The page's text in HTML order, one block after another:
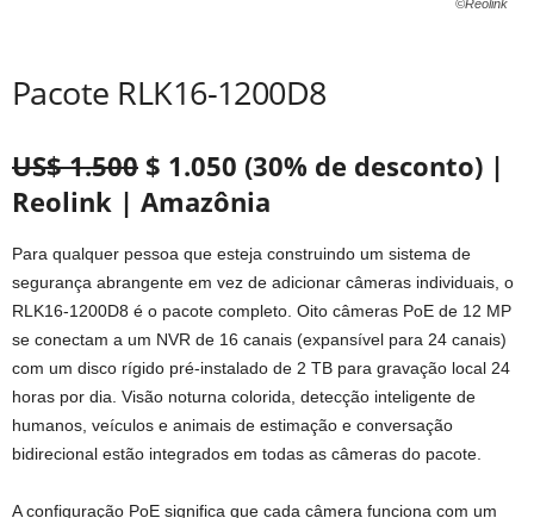
©Reolink
Pacote RLK16-1200D8
US$ 1.500 $ 1.050 (30% de desconto) |
Reolink | Amazônia
Para qualquer pessoa que esteja construindo um sistema de
segurança abrangente em vez de adicionar câmeras individuais, o
RLK16-1200D8 é o pacote completo. Oito câmeras PoE de 12 MP
se conectam a um NVR de 16 canais (expansível para 24 canais)
com um disco rígido pré-instalado de 2 TB para gravação local 24
horas por dia. Visão noturna colorida, detecção inteligente de
humanos, veículos e animais de estimação e conversação
bidirecional estão integrados em todas as câmeras do pacote.
A configuração PoE significa que cada câmera funciona com um